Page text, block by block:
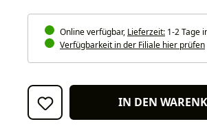
Online verfügbar, Lieferzeit: 1-2 Tage
Verfügbarkeit in der Filiale hier prüfen
IN DEN